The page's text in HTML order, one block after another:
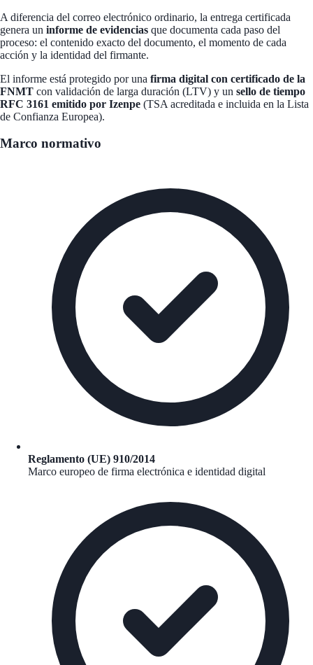
A diferencia del correo electrónico ordinario, la entrega certificada
genera un informe de evidencias que documenta cada paso del
proceso: el contenido exacto del documento, el momento de cada
acción y la identidad del firmante.
El informe está protegido por una firma digital con certificado de la
FNMT con validación de larga duración (LTV) y un sello de tiempo
RFC 3161 emitido por Izenpe (TSA acreditada e incluida en la Lista
de Confianza Europea).
Marco normativo
Reglamento (UE) 910/2014
Marco europeo de firma electrónica e identidad digital